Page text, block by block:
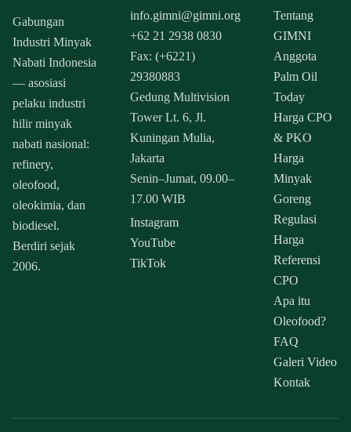
Gabungan
Industri Minyak
Nabati Indonesia
— asosiasi
pelaku industri
hilir minyak
nabati nasional:
refinery,
oleofood,
oleokimia, dan
biodiesel.
Berdiri sejak
2006.
info.gimni@gimni.org
+62 21 2938 0830
Fax: (+6221)
29380883
Gedung Multivision
Tower Lt. 6, Jl.
Kuningan Mulia,
Jakarta
Senin–Jumat, 09.00–
17.00 WIB
Instagram
YouTube
TikTok
Tentang
GIMNI
Anggota
Palm Oil
Today
Harga CPO
& PKO
Harga
Minyak
Goreng
Regulasi
Harga
Referensi
CPO
Apa itu
Oleofood?
FAQ
Galeri Video
Kontak